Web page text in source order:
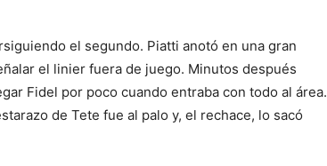
el segundo. Piatti anotó en una gran
el linier fuera de juego. Minutos después
Fidel por poco cuando entraba con todo al área.
de Tete fue al palo y, el rechace, lo sacó